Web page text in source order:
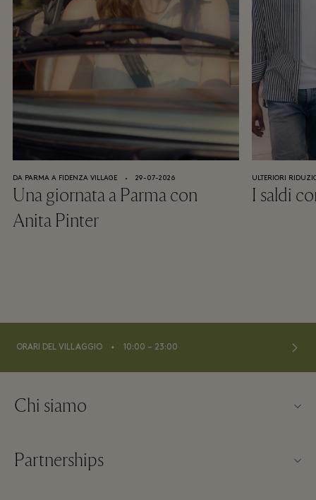
DA PARMA A FIDENZA VILLAGE ⬩ 29-07-2026
Una giornata a Parma con
Anita Pinter
ULTERIORI
I saldi
ORARI DEL VILLAGGIO ⬩ 10:00 – 23:00
Chi siamo
FAQs
Partnerships